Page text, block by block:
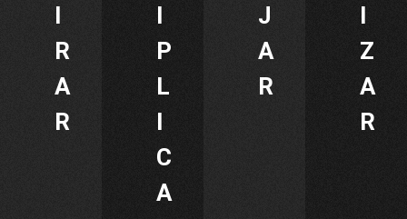
I
R
A
R
I
P
L
I
C
A
J
A
R
I
Z
A
R